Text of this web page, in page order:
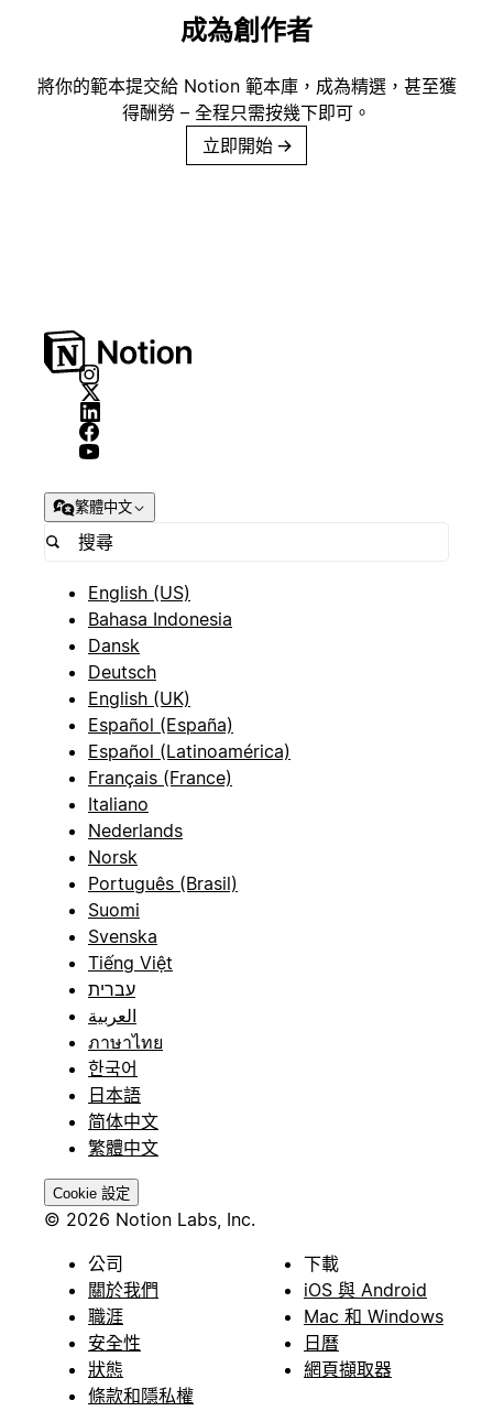
成為創作者
將你的範本提交給 Notion 範本庫，成為精選，甚至獲
得酬勞 – 全程只需按幾下即可。
立即開始 →
繁體中文
English (US)
Bahasa Indonesia
Dansk
Deutsch
English (UK)
Español (España)
Español (Latinoamérica)
Français (France)
Italiano
Nederlands
Norsk
Português (Brasil)
Suomi
Svenska
Tiếng Việt
עברית
العربية
ภาษาไทย
한국어
日本語
简体中文
繁體中文
Cookie 設定
© 2026 Notion Labs, Inc.
公司
關於我們
職涯
安全性
狀態
條款和隱私權
下載
iOS 與 Android
Mac 和 Windows
日曆
網頁擷取器